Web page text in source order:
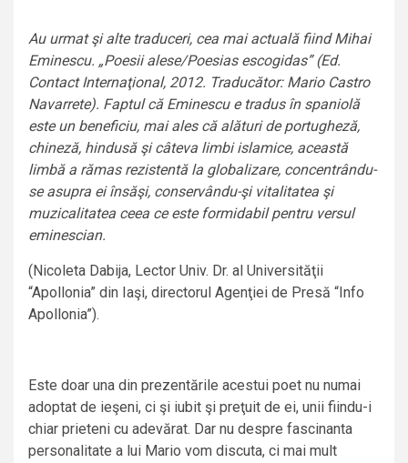
Au urmat şi alte traduceri, cea mai actuală fiind Mihai
Eminescu. „Poesii alese/Poesias escogidas” (Ed.
Contact Internaţional, 2012. Traducător: Mario Castro
Navarrete). Faptul că Eminescu e tradus în spaniolă
este un beneficiu, mai ales că alături de portugheză,
chineză, hindusă şi câteva limbi islamice, această
limbă a rămas rezistentă la globalizare, concentrându-
se asupra ei însăşi, conservându-şi vitalitatea şi
muzicalitatea ceea ce este formidabil pentru versul
eminescian.
(Nicoleta Dabija, Lector Univ. Dr. al Universităţii
“Apollonia” din Iaşi, directorul Agenţiei de Presă “Info
Apollonia”).
Este doar una din prezentările acestui poet nu numai
adoptat de ieşeni, ci şi iubit şi preţuit de ei, unii fiindu-i
chiar prieteni cu adevărat. Dar nu despre fascinanta
personalitate a lui Mario vom discuta, ci mai mult